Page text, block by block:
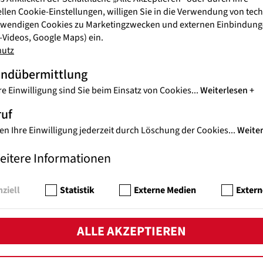
der Republik steht die Rekrutierung von Kinder nun unter
Kinder in bewaffneten Einheiten gelten dezidiert als Opfer.
Cookie-Einstellungen, willigen Sie in die Verwendung von
Cookies zu Marketingzwecken und externen
Google Maps) ein.
Einwilligung sind Sie beim Einsatz von Cookies...Weiterlesen
Ihre Einwilligung jederzeit durch Löschung der Cookies...
Informationen
Statistik Externe Medien
ALLE AKZEPTIEREN